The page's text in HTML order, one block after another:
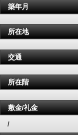
築年月
所在地
交通
所在階
敷金/礼金
/